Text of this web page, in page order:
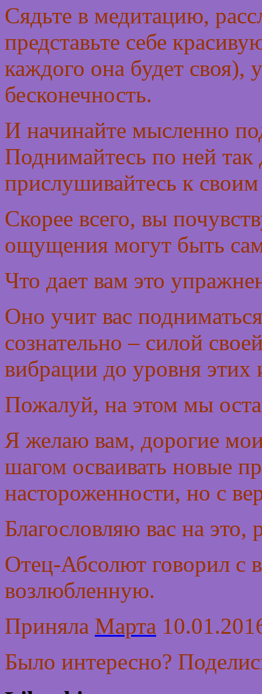
Сядьте в медитацию,
представьте себе
каждого она будет
бесконечность.
И начинайте мысленно
Поднимайтесь по ней так
прислушивайтесь к
Скорее всего, вы
ощущения могут быть
Что дает вам это
Оно учит вас
сознательно – силой
вибрации до уровня этих
Пожалуй, на этом мы
Я желаю вам, дорогие
шагом осваивать новые
настороженности, но с
Благословляю вас на
Отец-Абсолют говорил с
возлюбленную.
Приняла Марта
Было интересно?